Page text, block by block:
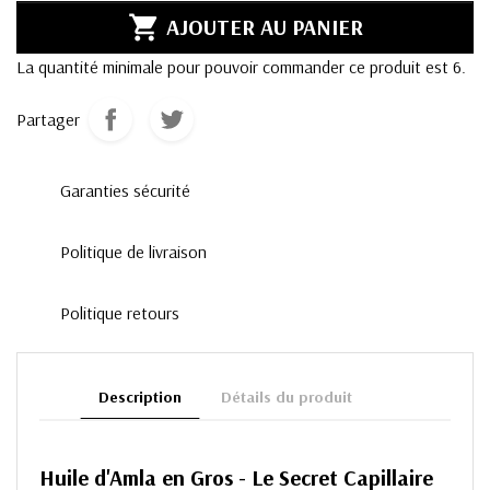
 AJOUTER AU PANIER
La quantité minimale pour pouvoir commander ce produit est 6.
Partager
Garanties sécurité
Politique de livraison
Politique retours
Description Détails du produit
Huile d'Amla en Gros - Le Secret Capillaire